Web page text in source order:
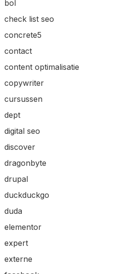
bol
check list seo
concrete5
contact
content optimalisatie
copywriter
cursussen
dept
digital seo
discover
dragonbyte
drupal
duckduckgo
duda
elementor
expert
externe